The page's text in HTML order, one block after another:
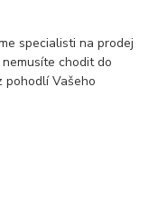
specialisti na prodej
chodit do
pohodlí Vašeho